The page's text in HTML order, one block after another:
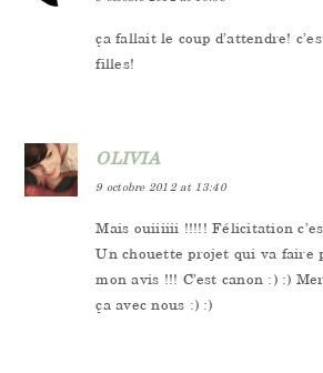
ça fallait le coup d’attendre!
filles!
OLIVIA
9 octobre 2012 at 13:40
Mais ouiiiiii !!!!! Félicitation
Un chouette projet qui va faire
mon avis !!! C’est canon :) :)
ça avec nous :) :)